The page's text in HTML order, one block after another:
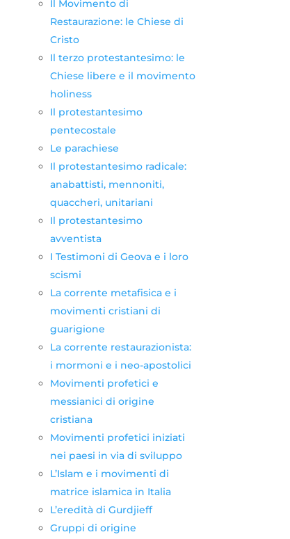
Il Movimento di
Restaurazione: le Chiese di
Cristo
Il terzo protestantesimo: le
Chiese libere e il movimento
holiness
Il protestantesimo
pentecostale
Le parachiese
Il protestantesimo radicale:
anabattisti, mennoniti,
quaccheri, unitariani
Il protestantesimo
avventista
I Testimoni di Geova e i loro
scismi
La corrente metafisica e i
movimenti cristiani di
guarigione
La corrente restaurazionista:
i mormoni e i neo-apostolici
Movimenti profetici e
messianici di origine
cristiana
Movimenti profetici iniziati
nei paesi in via di sviluppo
L’Islam e i movimenti di
matrice islamica in Italia
L’eredità di Gurdjieff
Gruppi di origine